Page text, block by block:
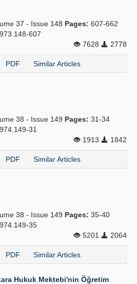
37 - Issue 148 Pages: 607-662
607
7628
2778
PDF Similar Articles
38 - Issue 149 Pages: 31-34
31
1913
1842
PDF Similar Articles
38 - Issue 149 Pages: 35-40
35
5201
2064
PDF Similar Articles
Hukuk Mektebi'nin Öğretim